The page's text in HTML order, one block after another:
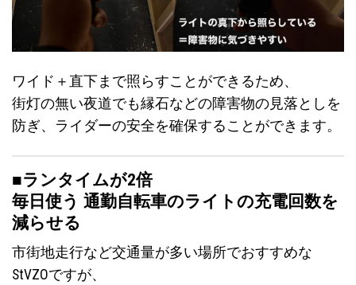
ワイド＋直下まで照らすことができるため、
街灯の無い夜道でも縁石などの障害物の見落としを
防ぎ、ライダーの安全を確保することができます。
■ランタイムが2倍
毎日使う 通勤自転車のライトの充電回数を
減らせる
市街地走行など交通量が多い場所でおすすめな
StVZOですが、